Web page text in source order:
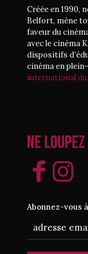
Créée en 1990,
Belfort, mène
faveur du
avec le cinéma
dispositifs
cinéma en
international du
Ne
Abonnez-vous